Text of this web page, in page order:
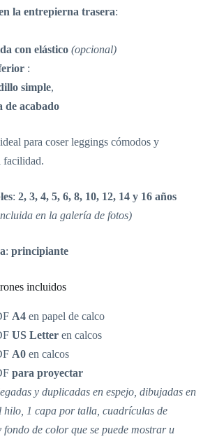
la entrepierna trasera:
con elástico (opcional)
:
simple,
de acabado
para coser leggings cómodos y
facilidad.
: 2, 3, 4, 5, 6, 8, 10, 12, 14 y 16 años
en la galería de fotos)
: principiante
incluidos
A4 en papel de calco
US Letter en calcos
A0 en calcos
para proyectar
y duplicadas en espejo, dibujadas en
hilo, 1 capa por talla, cuadrículas de
de color que se puede mostrar u